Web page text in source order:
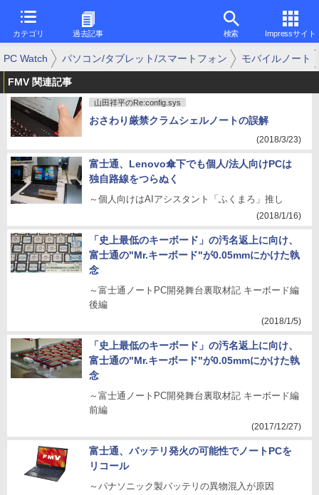
カテゴリ 過去記事 検索 Impressサイト
PC Watch パソコン/タブレット/スマートフォン モバイルノート
FMV 関連記事
山田祥平のRe:config.sys
おさわり厳禁クラムシェルノートの誤解
(2018/3/23)
富士通、Lenovo傘下でも個人/法人向けPCは
独自路線をつらぬく
～個人向けはAIアシスタント「ふくまろ」推し
(2018/1/16)
「史上最低のキーボード」の汚名返上に向け、
富士通の"Mr.キーボード"が0.05mmにかけた執
念
～富士通ノートPC開発舞台裏取材記 キーボード編
後編
(2018/1/5)
「史上最低のキーボード」の汚名返上に向け、
富士通の"Mr.キーボード"が0.05mmにかけた執
念
～富士通ノートPC開発舞台裏取材記 キーボード編
前編
(2017/12/27)
富士通、バッテリ発火の可能性でノートPCを
リコール
～パナソニック製バッテリの異物混入が原因